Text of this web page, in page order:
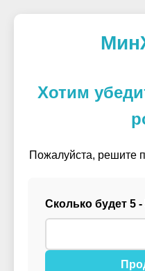
Хотим
Пожалуйста, решите
Сколько будет 5 -